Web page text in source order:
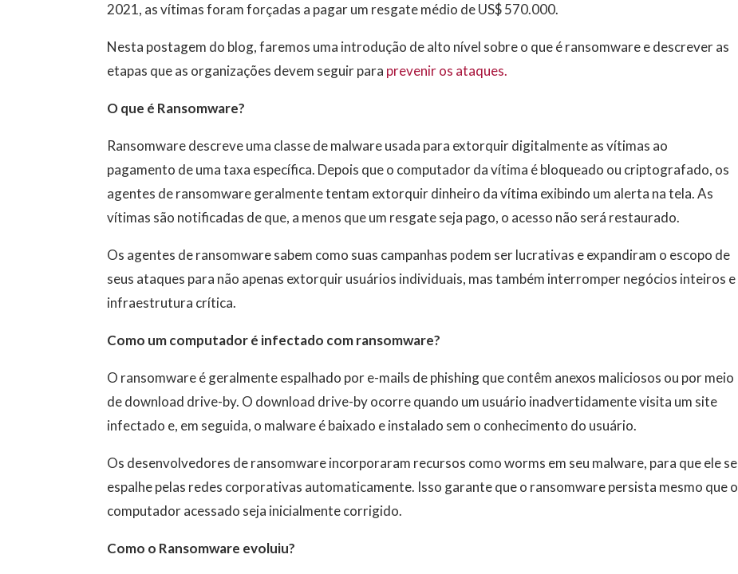
2021, as vítimas foram forçadas a pagar um resgate médio de US$ 570.000.
Nesta postagem do blog, faremos uma introdução de alto nível sobre o que é ransomware e descrever as
etapas que as organizações devem seguir para prevenir os ataques.
O que é Ransomware?
Ransomware descreve uma classe de malware usada para extorquir digitalmente as vítimas ao
pagamento de uma taxa específica. Depois que o computador da vítima é bloqueado ou criptografado, os
agentes de ransomware geralmente tentam extorquir dinheiro da vítima exibindo um alerta na tela. As
vítimas são notificadas de que, a menos que um resgate seja pago, o acesso não será restaurado.
Os agentes de ransomware sabem como suas campanhas podem ser lucrativas e expandiram o escopo de
seus ataques para não apenas extorquir usuários individuais, mas também interromper negócios inteiros e
infraestrutura crítica.
Como um computador é infectado com ransomware?
O ransomware é geralmente espalhado por e-mails de phishing que contêm anexos maliciosos ou por meio
de download drive-by. O download drive-by ocorre quando um usuário inadvertidamente visita um site
infectado e, em seguida, o malware é baixado e instalado sem o conhecimento do usuário.
Os desenvolvedores de ransomware incorporaram recursos como worms em seu malware, para que ele se
espalhe pelas redes corporativas automaticamente. Isso garante que o ransomware persista mesmo que o
computador acessado seja inicialmente corrigido.
Como o Ransomware evoluiu?